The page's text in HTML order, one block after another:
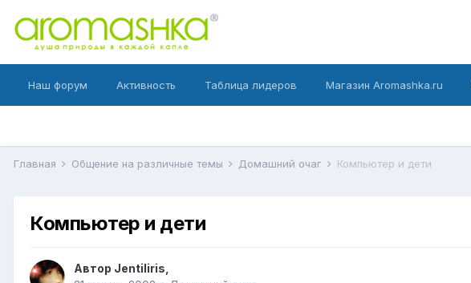
Наш форум Активность Таблица лидеров Магазин Aromashka.ru
Главная Общение на различные темы Домашний очаг Компьютер и дети
Компьютер и дети
Автор Jentiliris